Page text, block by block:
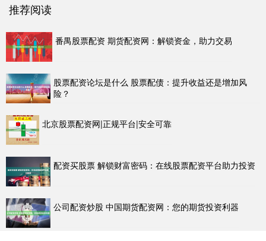
推荐阅读
番禺股票配资 期货配资网：解锁资金，助力交易
股票配资论坛是什么 股票配债：提升收益还是增加风
险？
北京股票配资网|正规平台|安全可靠
配资买股票 解锁财富密码：在线股票配资平台助力投资
公司配资炒股 中国期货配资网：您的期货投资利器